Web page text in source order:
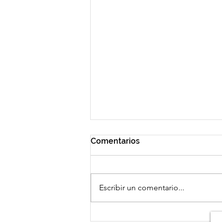
Comentarios
Escribir un comentario...